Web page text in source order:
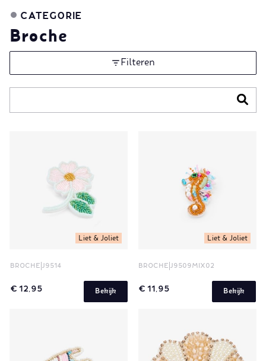
CATEGORIE
Broche
Filteren
Liet & Joliet
BROCHE J9514
€ 12,95 Bekijk
Liet & Joliet
BROCHE J9509MIX02
€ 11,95 Bekijk